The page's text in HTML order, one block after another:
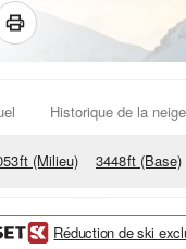
Historique de la neige
ft (Milieu) 3448ft (Base)
Réduction de ski